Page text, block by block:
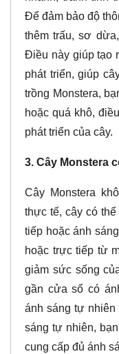
Để đảm bảo độ
thêm trấu, sơ
Điều này giúp tạo
phát triển, giúp
trồng Monstera,
hoặc quá khô,
phát triển của cây.
3. Cây Monstera
Cây Monstera
thực tế, cây có
tiếp hoặc ánh
hoặc trực tiếp từ
giảm sức sống
gần cửa sổ có
ánh sáng tự nhiên
sáng tự nhiên,
cung cấp đủ ánh